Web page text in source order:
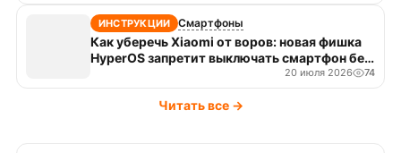
ИНСТРУКЦИИ Смартфоны
Как уберечь Xiaomi от воров: новая фишка
HyperOS запретит выключать смартфон без
20 июля 2026 74
Читать все →